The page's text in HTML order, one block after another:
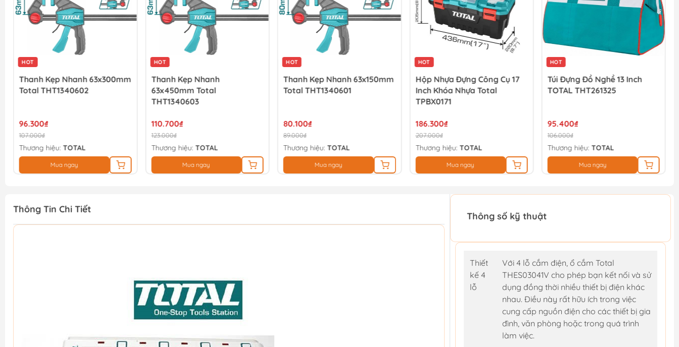
HOT
Thanh Kẹp Nhanh 63x300mm
Total THT1340602
96.300₫
107.000₫
Thương hiệu: TOTAL
Mua ngay
HOT
Thanh Kẹp Nhanh
63x450mm Total
THT1340603
110.700₫
123.000₫
Thương hiệu: TOTAL
Mua ngay
HOT
Thanh Kẹp Nhanh 63x150mm
Total THT1340601
80.100₫
89.000₫
Thương hiệu: TOTAL
Mua ngay
HOT
Hộp Nhựa Đựng Công Cụ 17
Inch Khóa Nhựa Total
TPBX0171
186.300₫
207.000₫
Thương hiệu: TOTAL
Mua ngay
HOT
Túi Đựng Đồ Nghề 13 Inch
TOTAL THT261325
95.400₫
106.000₫
Thương hiệu: TOTAL
Mua ngay
Thông Tin Chi Tiết
Thông số kỹ thuật
Thiết
kế 4
lỗ
Với 4 lỗ cắm điện, ổ cắm Total
THES03041V cho phép bạn kết nối và sử
dụng đồng thời nhiều thiết bị điện khác
nhau. Điều này rất hữu ích trong việc
cung cấp nguồn điện cho các thiết bị gia
đình, văn phòng hoặc trong quá trình
làm việc.